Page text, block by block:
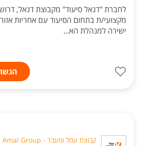
לחברת "דנאל סיעוד" מקבוצת דנאל,
מקצועי/ת בתחום הסיעוד עם אחריות
ישירה למנהלת הא...
קבוצת עמל ומעבר - Amal Group